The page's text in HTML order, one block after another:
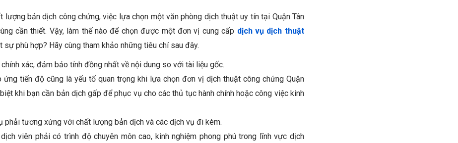
lượng bản dịch công chứng, việc lựa chọn một văn phòng dịch thuật uy tín tại Quận Tân
cần thiết. Vậy, làm thế nào để chọn được một đơn vị cung cấp dịch vụ dịch thuật
sự phù hợp? Hãy cùng tham khảo những tiêu chí sau đây.
chính xác, đảm bảo tính đồng nhất về nội dung so với tài liệu gốc.
ứng tiến độ cũng là yếu tố quan trọng khi lựa chọn đơn vị dịch thuật công chứng Quận
khi bạn cần bản dịch gấp để phục vụ cho các thủ tục hành chính hoặc công việc kinh
phải tương xứng với chất lượng bản dịch và các dịch vụ đi kèm.
viên phải có trình độ chuyên môn cao, kinh nghiệm phong phú trong lĩnh vực dịch